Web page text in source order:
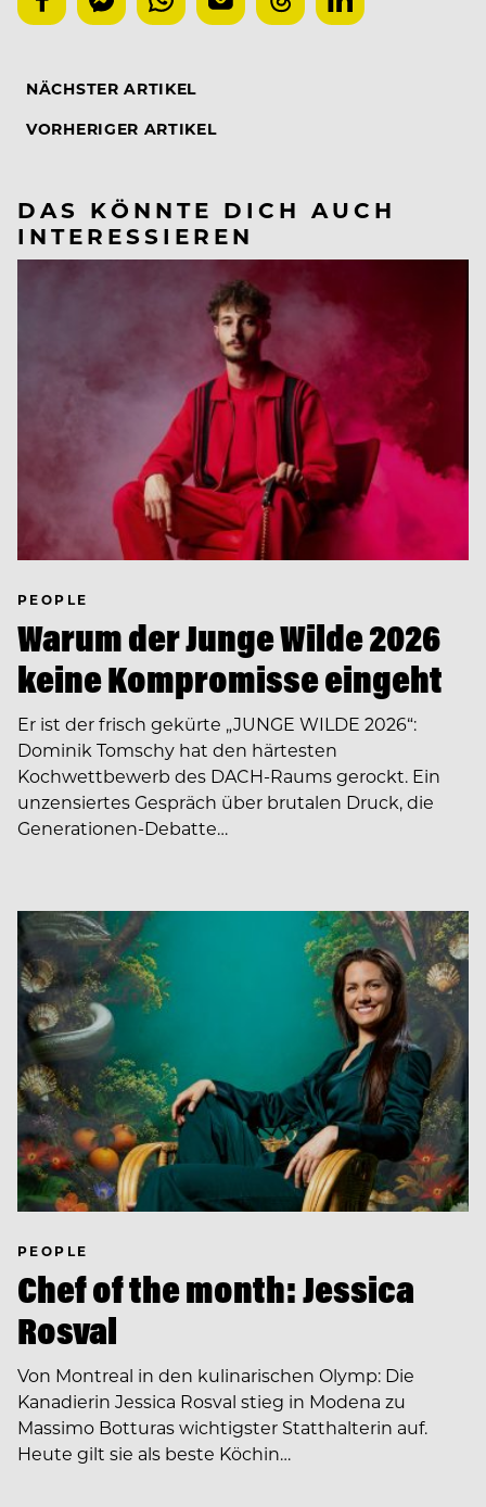
NÄCHSTER ARTIKEL
VORHERIGER ARTIKEL
DAS KÖNNTE DICH AUCH
INTERESSIEREN
PEOPLE
Warum der Junge Wilde 2026
keine Kompromisse eingeht
Er ist der frisch gekürte „JUNGE WILDE 2026“:
Dominik Tomschy hat den härtesten
Kochwettbewerb des DACH-Raums gerockt. Ein
unzensiertes Gespräch über brutalen Druck, die
Generationen-Debatte…
PEOPLE
Chef of the month: Jessica
Rosval
Von Montreal in den kulinarischen Olymp: Die
Kanadierin Jessica Rosval stieg in Modena zu
Massimo Botturas wichtigster Statthalterin auf.
Heute gilt sie als beste Köchin…